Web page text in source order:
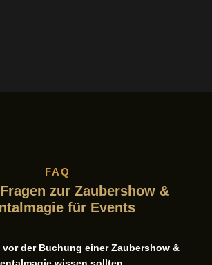
FAQ
zur Zaubershow &
für Events
vor der Buchung einer Zaubershow &